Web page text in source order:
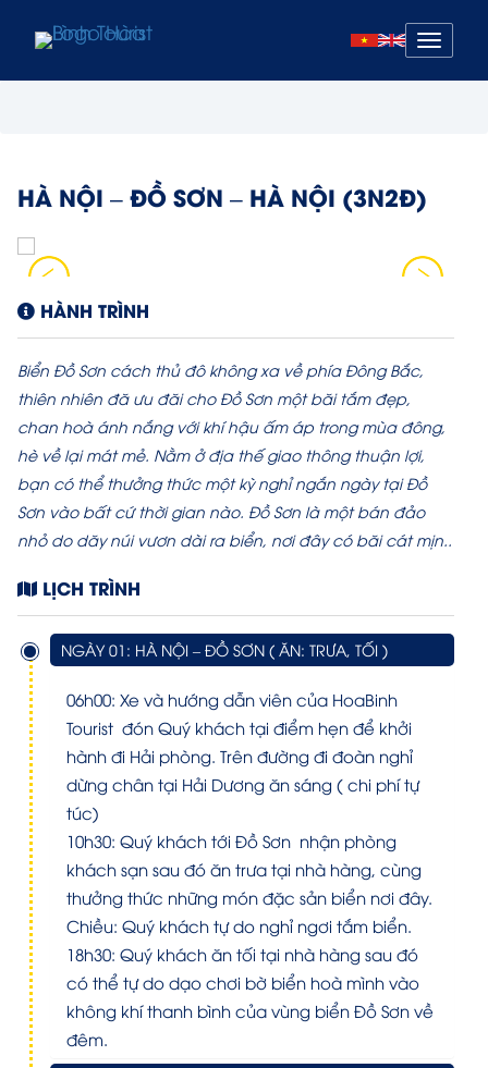
Mở
menu
HÀ NỘI – ĐỒ SƠN – HÀ NỘI (3N2Đ)
HÀNH TRÌNH
Biển Đồ Sơn cách thủ đô không xa về phía Đông Bắc,
thiên nhiên đă ưu đăi cho Đồ Sơn một băi tắm đẹp,
chan hoà ánh nắng với khí hậu ấm áp trong mùa đông,
hè về lại mát mẻ. Nằm ở địa thế giao thông thuận lợi,
bạn có thể thưởng thức một kỳ nghỉ ngắn ngày tại Đồ
Sơn vào bất cứ thời gian nào. Đồ Sơn là một bán đảo
nhỏ do dăy núi vươn dài ra biển, nơi đây có băi cát mịn..
LỊCH TRÌNH
NGÀY 01: HÀ NỘI – ĐỒ SƠN ( ĂN: TRƯA, TỐI )
06h00: Xe và hướng dẫn viên của HoaBinh
Tourist đón Quý khách tại điểm hẹn để khởi
hành đi Hải phòng. Trên đường đi đoàn nghỉ
dừng chân tại Hải Dương ăn sáng ( chi phí tự
túc)
10h30: Quý khách tới Đồ Sơn nhận phòng
khách sạn sau đó ăn trưa tại nhà hàng, cùng
thưởng thức những món đặc sản biển nơi đây.
Chiều: Quý khách tự do nghỉ ngơi tắm biển.
18h30: Quý khách ăn tối tại nhà hàng sau đó
có thể tự do dạo chơi bờ biển hoà mình vào
không khí thanh bình của vùng biển Đồ Sơn về
đêm.